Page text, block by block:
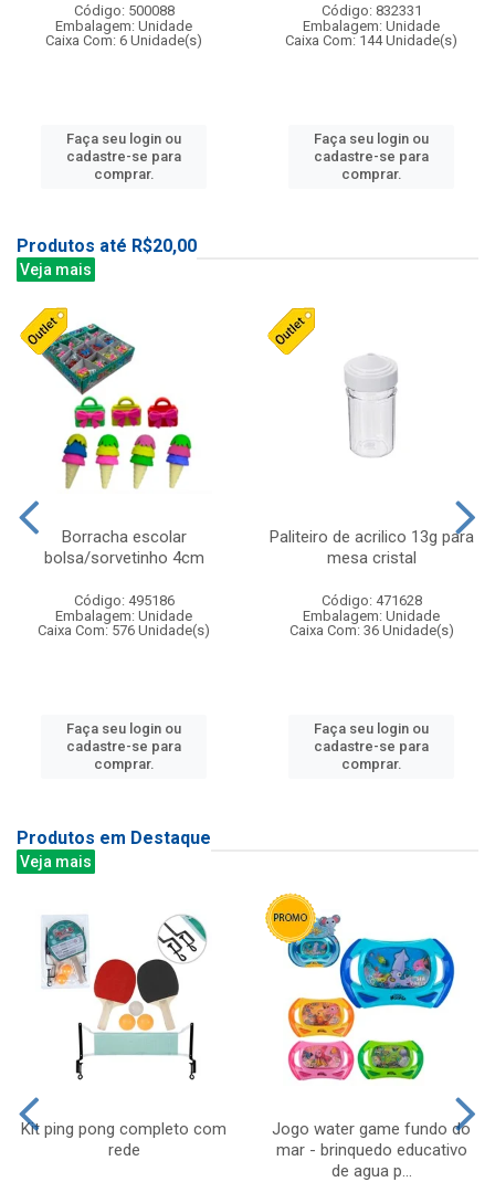
Código: 500088
Embalagem: Unidade
Caixa Com: 6 Unidade(s)
Faça seu login ou
cadastre-se para
comprar.
Código: 832331
Embalagem: Unidade
Caixa Com: 144 Unidade(s)
Faça seu login ou
cadastre-se para
comprar.
Produtos até R$20,00
Veja mais
Borracha escolar
bolsa/sorvetinho 4cm
Código: 495186
Embalagem: Unidade
Caixa Com: 576 Unidade(s)
Faça seu login ou
cadastre-se para
comprar.
Paliteiro de acrilico 13g para
mesa cristal
Código: 471628
Embalagem: Unidade
Caixa Com: 36 Unidade(s)
Faça seu login ou
cadastre-se para
comprar.
Produtos em Destaque
Veja mais
Kit ping pong completo com
rede
Jogo water game fundo do
mar - brinquedo educativo
de agua p...